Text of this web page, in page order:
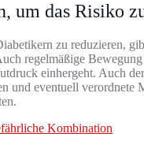
um das Risiko
zu reduzieren,
regelmäßige
einhergeht. Auch
und eventuell
Kombination